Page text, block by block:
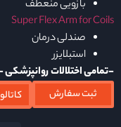
بازویی منعطف
Super Flex Arm for Coils
صندلی درمان
استبلایزر
-تمامی اختلالات روانپزشکی
ثبت سفارش